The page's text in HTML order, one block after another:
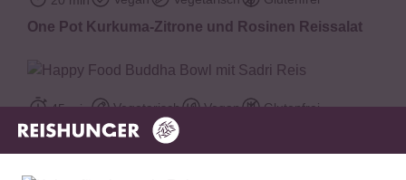
One Pot Kurkuma-Zitrone und Rosinen Reissalat
45 min Vegetarisch Vegan Glutenfrei
Happy Food Buddha Bowl mit Sadri Reis